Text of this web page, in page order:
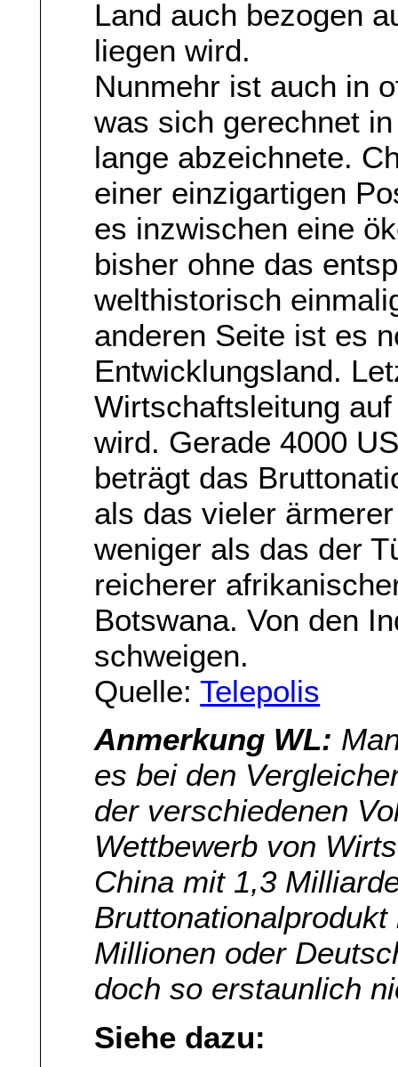
Land auch bezogen
liegen wird.
Nunmehr ist auch in
was sich gerechnet
lange abzeichnete.
einer einzigartigen
es inzwischen eine
bisher ohne das
welthistorisch
anderen Seite ist es
Entwicklungsland.
Wirtschaftsleitung
wird. Gerade 4000
beträgt das
als das vieler
weniger als das der
reicherer
Botswana. Von den
schweigen.
Quelle:Telepolis
Anmerkung WL:
es bei den
der verschiedenen
Wettbewerb von
China mit 1,3
Millionen oder
doch so erstaunlich
Siehe dazu: